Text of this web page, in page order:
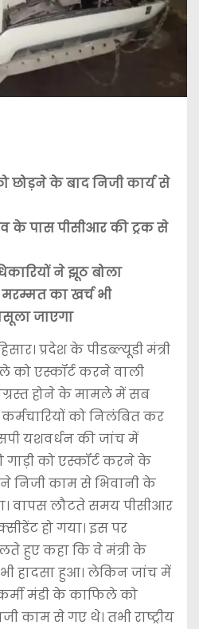
छोड़ने के बाद निजी कार्य से
के पास पीसीआर की ट्रक से
ने झूठ बोला
मरम्मत का खर्च भी
जाएगा
प्रदेश के पीडब्ल्यूडी मंत्री
को एस्कॉर्ट करने वाली
होने के मामले में सब
को निलंबित कर
यशवर्धन की जांच में
को एस्कॉर्ट करने के
निजी काम से भिवानी के
वापस लौटते समय पीसीआर
हो गया। इस पर
हुए कहा कि वे मंत्री के
हादसा हुआ। लेकिन जांच में
मंडी के काफिले को
काम से गए थे। तभी राष्ट्रीय